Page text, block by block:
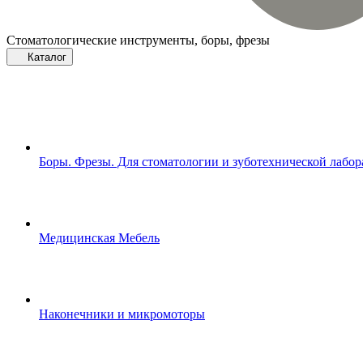
Стоматологические инструменты, боры, фрезы
Каталог
Боры. Фрезы. Для стоматологии и зуботехнической
Медицинская Мебель
Наконечники и микромоторы